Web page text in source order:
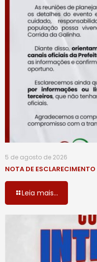
5 de agosto de 2026
NOTA DE ESCLARECIMENTO
Leia mais...